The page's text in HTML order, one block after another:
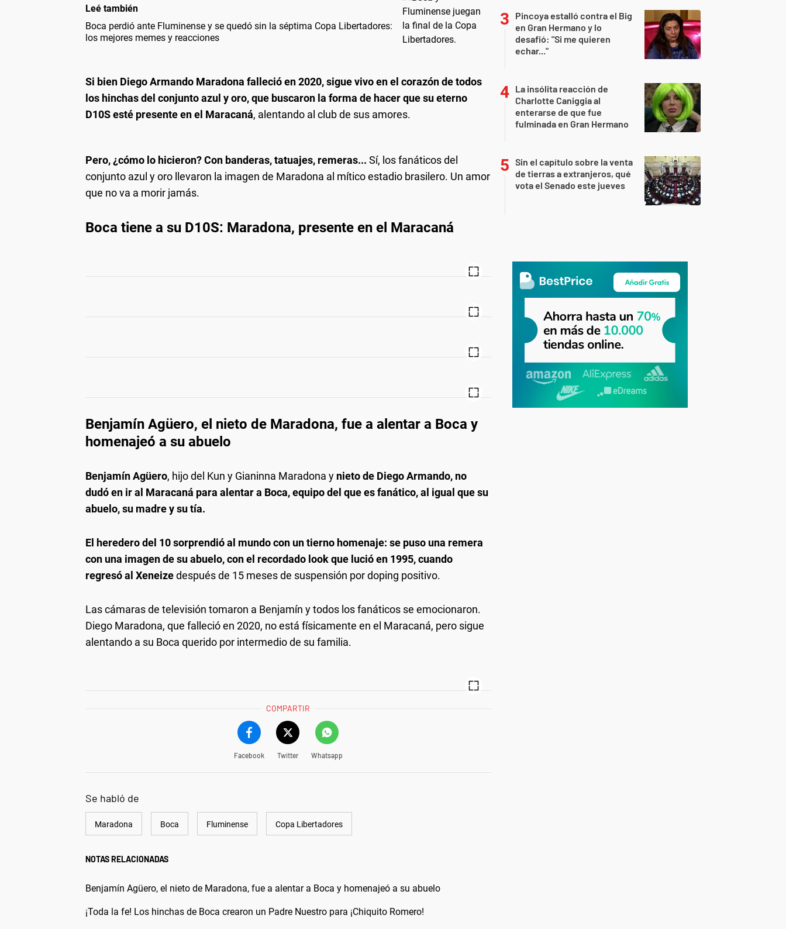
Leé también
Boca perdió ante Fluminense y se quedó sin la séptima Copa Libertadores:
los mejores memes y reacciones
Si bien Diego Armando Maradona falleció en 2020, sigue vivo en el corazón de todos
los hinchas del conjunto azul y oro, que buscaron la forma de hacer que su eterno
D10S esté presente en el Maracaná, alentando al club de sus amores.
Pero, ¿cómo lo hicieron? Con banderas, tatuajes, remeras... Sí, los fanáticos del
conjunto azul y oro llevaron la imagen de Maradona al mítico estadio brasilero. Un amor
que no va a morir jamás.
Boca tiene a su D10S: Maradona, presente en el Maracaná
Benjamín Agüero, el nieto de Maradona, fue a alentar a Boca y
homenajeó a su abuelo
Benjamín Agüero, hijo del Kun y Gianinna Maradona y nieto de Diego Armando, no
dudó en ir al Maracaná para alentar a Boca, equipo del que es fanático, al igual que su
abuelo, su madre y su tía.
El heredero del 10 sorprendió al mundo con un tierno homenaje: se puso una remera
con una imagen de su abuelo, con el recordado look que lució en 1995, cuando
regresó al Xeneizedespués de 15 meses de suspensión por doping positivo.
Las cámaras de televisión tomaron a Benjamín y todos los fanáticos se emocionaron.
Diego Maradona, que falleció en 2020, no está físicamente en el Maracaná, pero sigue
alentando a su Boca querido por intermedio de su familia.
COMPARTIR
Facebook Twitter Whatsapp
Se habló de
Maradona Boca Fluminense Copa Libertadores
NOTAS RELACIONADAS
Benjamín Agüero, el nieto de Maradona, fue a alentar a Boca y homenajeó a su abuelo
¡Toda la fe! Los hinchas de Boca crearon un Padre Nuestro para ¡Chiquito Romero!
Pincoya estalló contra el Big
en Gran Hermano y lo
desafió: "Si me quieren
echar..."
La insólita reacción de
Charlotte Caniggia al
enterarse de que fue
fulminada en Gran Hermano
Sin el capítulo sobre la venta
de tierras a extranjeros, qué
vota el Senado este jueves